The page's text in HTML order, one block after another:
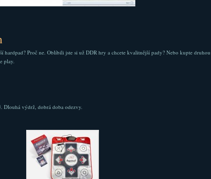
hardpad? Proč ne. Oblíbili jste si už DDR hry a chcete kvalitnější pady? Nebo kupte druhou
play.
Dlouhá výdrž, dobrá doba odezvy.